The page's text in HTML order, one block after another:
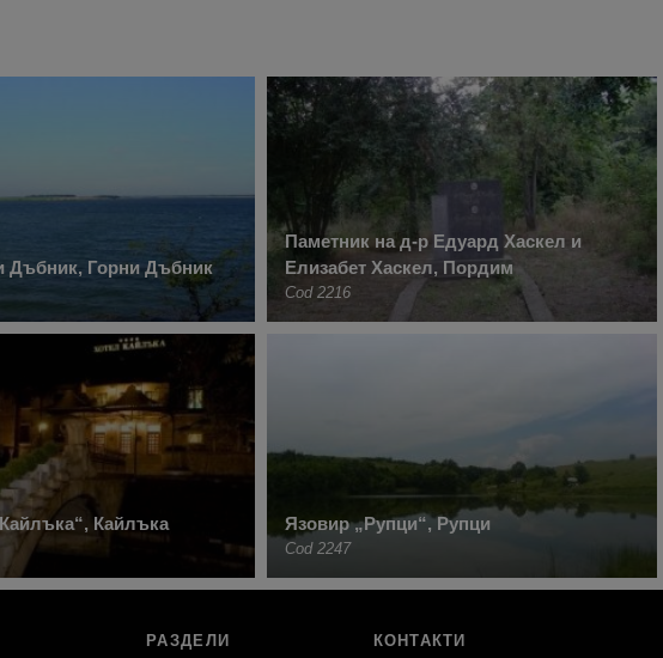
Дъбник, Горни Дъбник
Паметник на д-р Едуард Хаскел и
Елизабет Хаскел, Пордим
Cod 2216
Кайлъка Язовир „Рупци“, Рупци
Cod 2247
РАЗДЕЛИ КОНТАКТИ